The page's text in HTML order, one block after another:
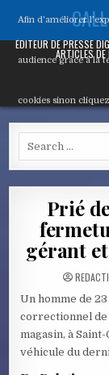
content
ÉDITEUR DE PRESSE
ARTICLES
Prié
gérant
Un homme de
correctionnel de
magasin, à
véhicule du
Afin d'améliorer
audience grâce à la
cookies sinon